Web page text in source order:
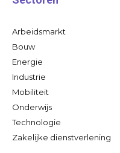
Arbeidsmarkt
Bouw
Energie
Industrie
Mobiliteit
Onderwijs
Technologie
Zakelijke dienstverlening